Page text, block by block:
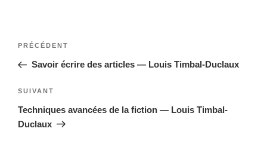
Navigation
l’article
Article
précédent
PRÉCÉDENT
Savoir écrire des articles — Louis Timbal-Duclaux
Article
suivant
SUIVANT
Techniques avancées de la fiction — Louis Timbal-
Duclaux